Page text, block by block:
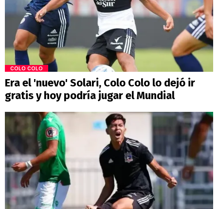
COLO COLO
Era el 'nuevo' Solari, Colo Colo lo dejó ir
gratis y hoy podría jugar el Mundial